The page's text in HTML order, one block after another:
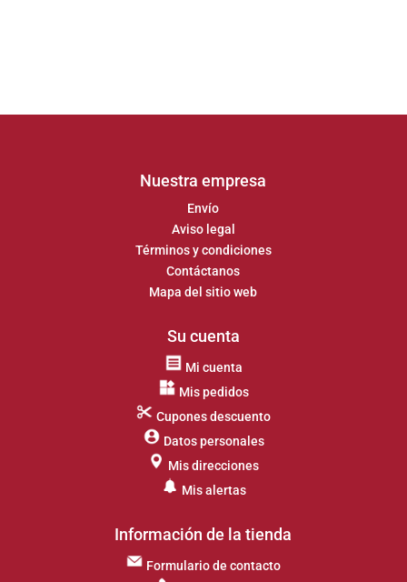
Nuestra empresa
Envío
Aviso legal
Términos y condiciones
Contáctanos
Mapa del sitio web
Su cuenta
Mi cuenta
Mis pedidos
Cupones descuento
Datos personales
Mis direcciones
Mis alertas
Información de la tienda
Formulario de contacto